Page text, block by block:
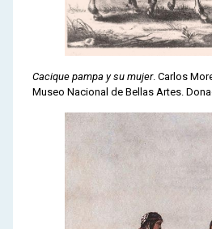
Cacique pampa y su mujer. Carlos
Museo Nacional de Bellas Artes.